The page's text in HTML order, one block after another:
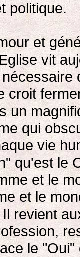
politique.
et
vit
croit
un
qui
vie
qu'est le
et le
et le
revient
le